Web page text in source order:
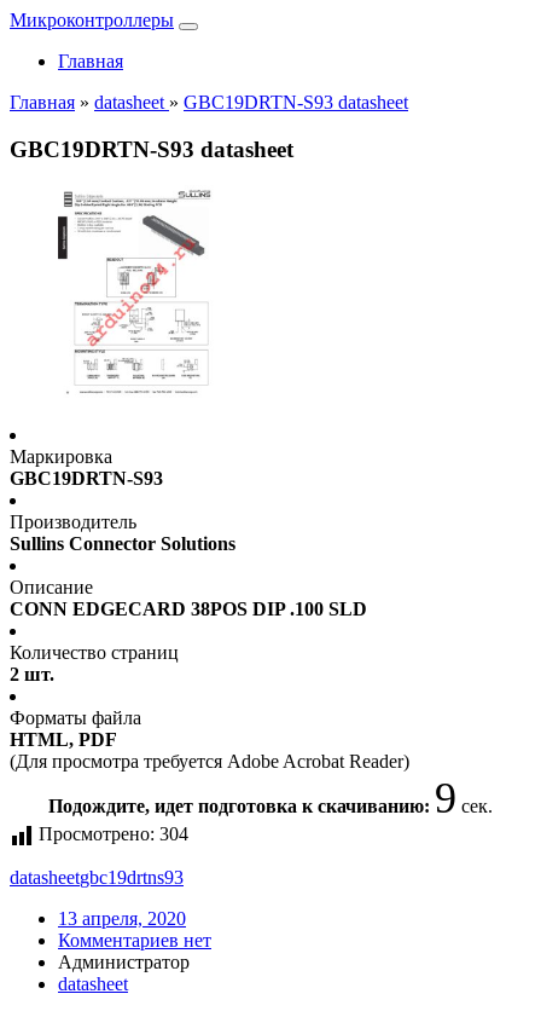
Микроконтроллеры
Главная
Главная » datasheet » GBC19DRTN-S93 datasheet
GBC19DRTN-S93 datasheet
Маркировка
GBC19DRTN-S93
Производитель
Sullins Connector Solutions
Описание
CONN EDGECARD 38POS DIP .100 SLD
Количество страниц
2 шт.
Форматы файла
HTML, PDF
(Для просмотра требуется Adobe Acrobat Reader)
Подождите, идет подготовка к скачиванию: 9 сек.
Просмотрено: 304
datasheetgbc19drtns93
13 апреля, 2020
Комментариев нет
Администратор
datasheet